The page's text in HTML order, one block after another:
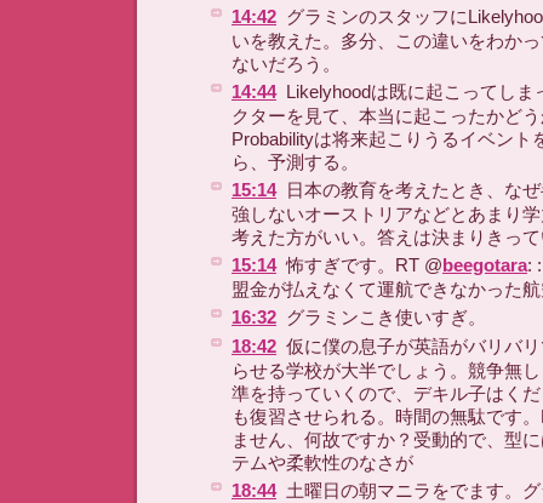
14:42 グラミンのスタッフに
いを教えた。多分、この違いをわか
ないだろう。
14:44 Likelyhoodは既に起こってしま
クターを見て、本当に起こったかど
Probabilityは将来起こりうるイベント
ら、予測する。
15:14 日本の教育を考えたとき、な
強しないオーストリアなどとあまり
考えた方がいい。答えは決まりきっ
15:14 怖すぎです。RT @beegotara:
盟金が払えなくて運航できなかった
16:32 グラミンこき使いすぎ。
18:42 仮に僕の息子が英語がバリバ
らせる学校が大半でしょう。競争無
準を持っていくので、デキル子はく
も復習させられる。時間の無駄です
ません、何故ですか？受動的で、型
テムや柔軟性のなさが
18:44 土曜日の朝マニラをでます。